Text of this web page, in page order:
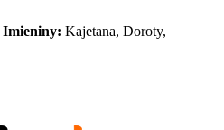
Imieniny: Kajetana, Doroty,